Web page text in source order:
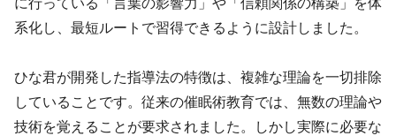
系化し、最短ルートで習得できるように設計しました。
ひな君が開発した指導法の特徴は、複雑な理論を一切排除
していることです。従来の催眠術教育では、無数の理論や
技術を覚えることが要求されました。しかし実際に必要な